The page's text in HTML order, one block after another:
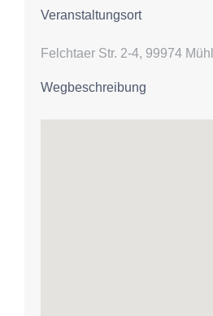
Veranstaltungsort
Felchtaer Str. 2-4, 99974
Wegbeschreibung